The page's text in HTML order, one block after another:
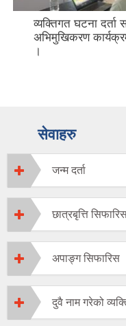
व्यक्तिगत घटना दर्ता
अभिमुखिकरण
।
सेवाहरु
जन्म दर्ता
छात्रबृत्ति
अपाङ्ग सिफारिस
दुवै नाम गरेको